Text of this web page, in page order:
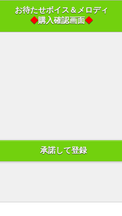
お待たせボイス＆メロディ
◆購入確認画面◆
承諾して登録